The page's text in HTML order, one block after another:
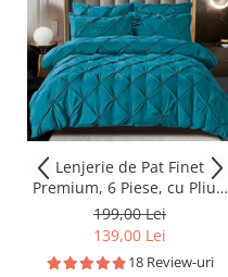
Lenjerie de Pat Finet
Premium, 6 Piese, cu Pliuri
Brodate
199,00 Lei
139,00 Lei
18 Review-uri